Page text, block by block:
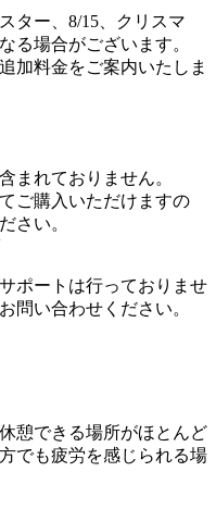
ター、8/15、クリスマ
る場合がございます。
加料金をご案内いたしま
まれておりません。
ご購入いただけますの
さい。
ポートは行っておりませ
問い合わせください。
憩できる場所がほとんど
でも疲労を感じられる場